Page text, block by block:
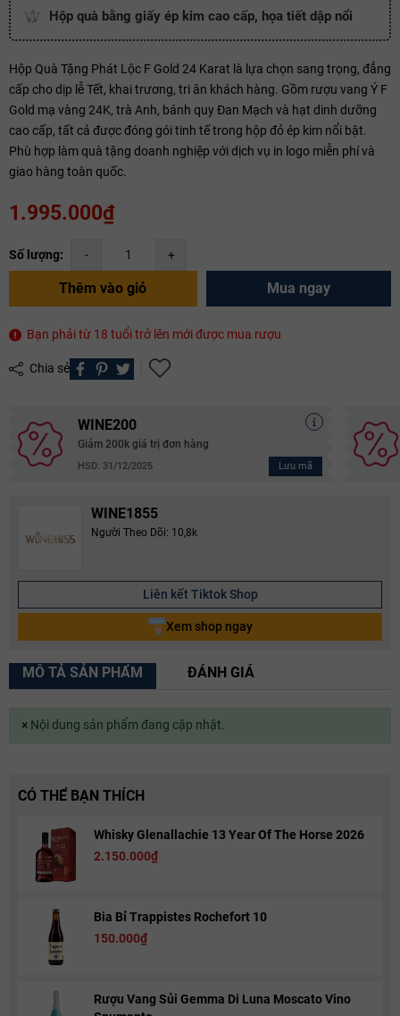
Hộp quà bằng giấy ép kim cao cấp, họa tiết dập nổi
Hộp Quà Tặng Phát Lộc F Gold 24 Karat là lựa chọn sang trọng, đẳng
cấp cho dịp lễ Tết, khai trương, tri ân khách hàng. Gồm rượu vang Ý F
Gold mạ vàng 24K, trà Anh, bánh quy Đan Mạch và hạt dinh dưỡng
cao cấp, tất cả được đóng gói tinh tế trong hộp đỏ ép kim nổi bật.
Phù hợp làm quà tặng doanh nghiệp với dịch vụ in logo miễn phí và
giao hàng toàn quốc.
1.995.000₫
Số lượng: - +
Thêm vào giỏ Mua ngay
Bạn phải từ 18 tuổi trở lên mới được mua rượu
Chia sẻ
WINE200
Giảm 200k giá trị đơn hàng
HSD: 31/12/2025 Lưu mã
WINE1855
Người Theo Dõi: 10,8k
Liên kết Tiktok Shop
Xem shop ngay
MÔ TẢ SẢN PHẨM ĐÁNH GIÁ
×Nội dung sản phẩm đang cập nhật.
CÓ THỂ BẠN THÍCH
Whisky Glenallachie 13 Year Of The Horse 2026
2.150.000₫
Bia Bỉ Trappistes Rochefort 10
150.000₫
Rượu Vang Sủi Gemma Di Luna Moscato Vino